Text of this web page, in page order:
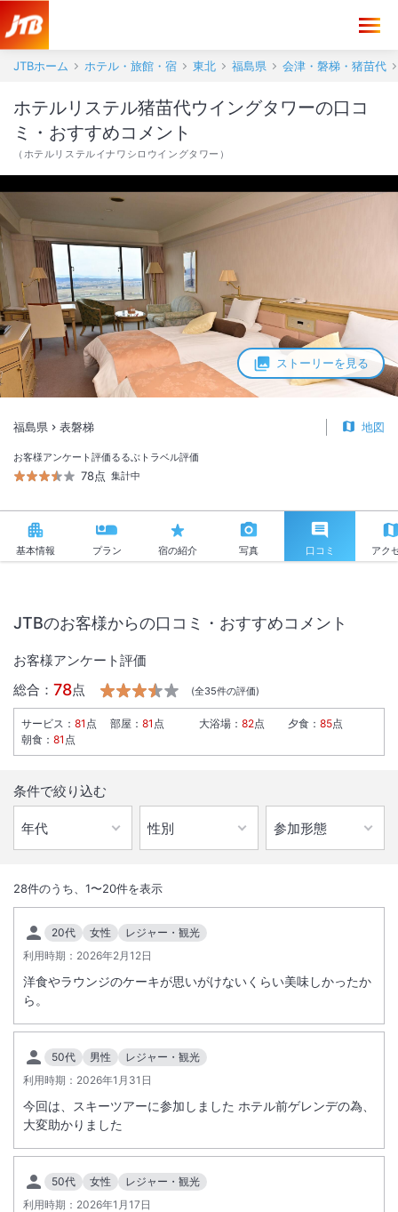
JTBホーム ホテル・旅館・宿 東北 福島県 会津・磐梯・猪苗代
ストーリーを見る
ホテルリステル猪苗代ウイングタワーの口コ
ミ・おすすめコメント
（ ホテルリステルイナワシロウイングタワー ）
福島県 表磐梯 地図
お客様アンケート評価
78点
るるぶトラベル評価
集計中
基本情報 プラン 宿の紹介 写真 口コミ アク
美しい猪苗代湖と磐梯山を一望できる全室レイクビューのリゾートホテ
ル。季節の花々で彩られたハーブ園併設。スキー場併設で、冬季はウイ
ンタースポーツをお楽しみ頂けます。猪苗代ＩＣよりお車約10分。
INチェックイン
15:00 / OUT チェックアウト
11:00
大浴場あり
温泉
駐車場あり
施設からのお知らせ
JTBのお客様からの口コミ・おすすめコメント
お客様アンケート評価
総合： 78点 (全35件の評価)
サービス ： 81 点 部屋 ： 81 点 大浴場 ： 82点 夕食 ： 85点
朝食 ： 81 点
条件で絞り込む
28件のうち、 1〜20件を表示
20代 女性
レジャー・観光
利用時期： 2026年2月12日
洋食やラウンジのケーキが思いがけないくらい美味しかったか
ら。
50代 男性
レジャー・観光
利用時期： 2026年1月31日
今回は、スキーツアーに参加しました ホテル前ゲレンデの為、
大変助かりました
50代 女性
レジャー・観光
利用時期： 2026年1月17日